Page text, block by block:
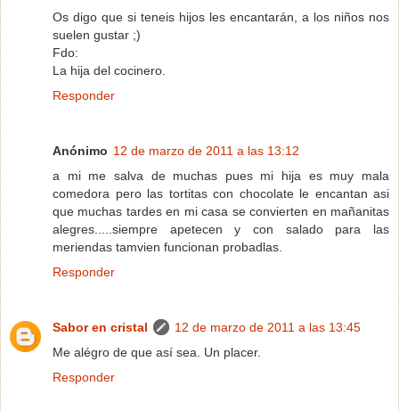
Os digo que si teneis hijos les encantarán, a los niños nos
suelen gustar ;)
Fdo:
La hija del cocinero.
Responder
Anónimo 12 de marzo de 2011 a las 13:12
a mi me salva de muchas pues mi hija es muy mala
comedora pero las tortitas con chocolate le encantan asi
que muchas tardes en mi casa se convierten en mañanitas
alegres.....siempre apetecen y con salado para las
meriendas tamvien funcionan probadlas.
Responder
Sabor en cristal
12 de marzo de 2011 a las 13:45
Me alégro de que así sea. Un placer.
Responder